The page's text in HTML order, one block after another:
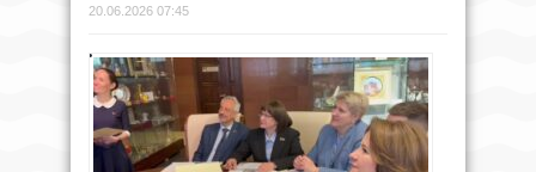
20.06.2026 07:45